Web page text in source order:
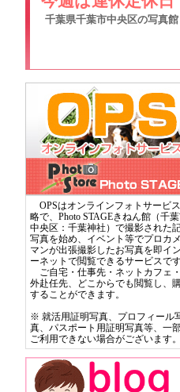
千葉県千葉市中央区の写真
OPSはオンラインフォトサービ
略で、Photo STAGEきねん館（千
中央区：千葉神社）で撮影された
写真を始め、イベント等でプロカ
マンが出張撮影したお写真を即イ
ーネットで閲覧できるサービスです
ご自宅・仕事先・ネットカフェ
外赴任先、どこからでも閲覧し、
することができます。
※ 就活用証明写真、プロフィール
真、パスポート用証明写真等、一部
ご利用できない場合がございます。